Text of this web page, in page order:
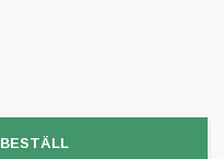
BESTÄLL